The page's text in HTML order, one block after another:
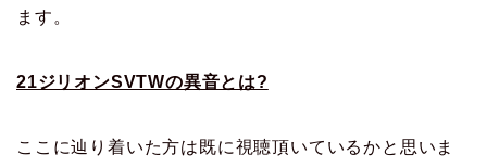
ます。
21ジリオンSVTWの異音とは?
ここに辿り着いた方は既に視聴頂いているかと思いま